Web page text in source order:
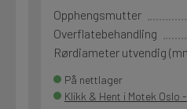
Opphengsmutter
Overflatebehandling
Rørdiameter utvendig
På nettlager
Klikk & Hent i Motek Oslo